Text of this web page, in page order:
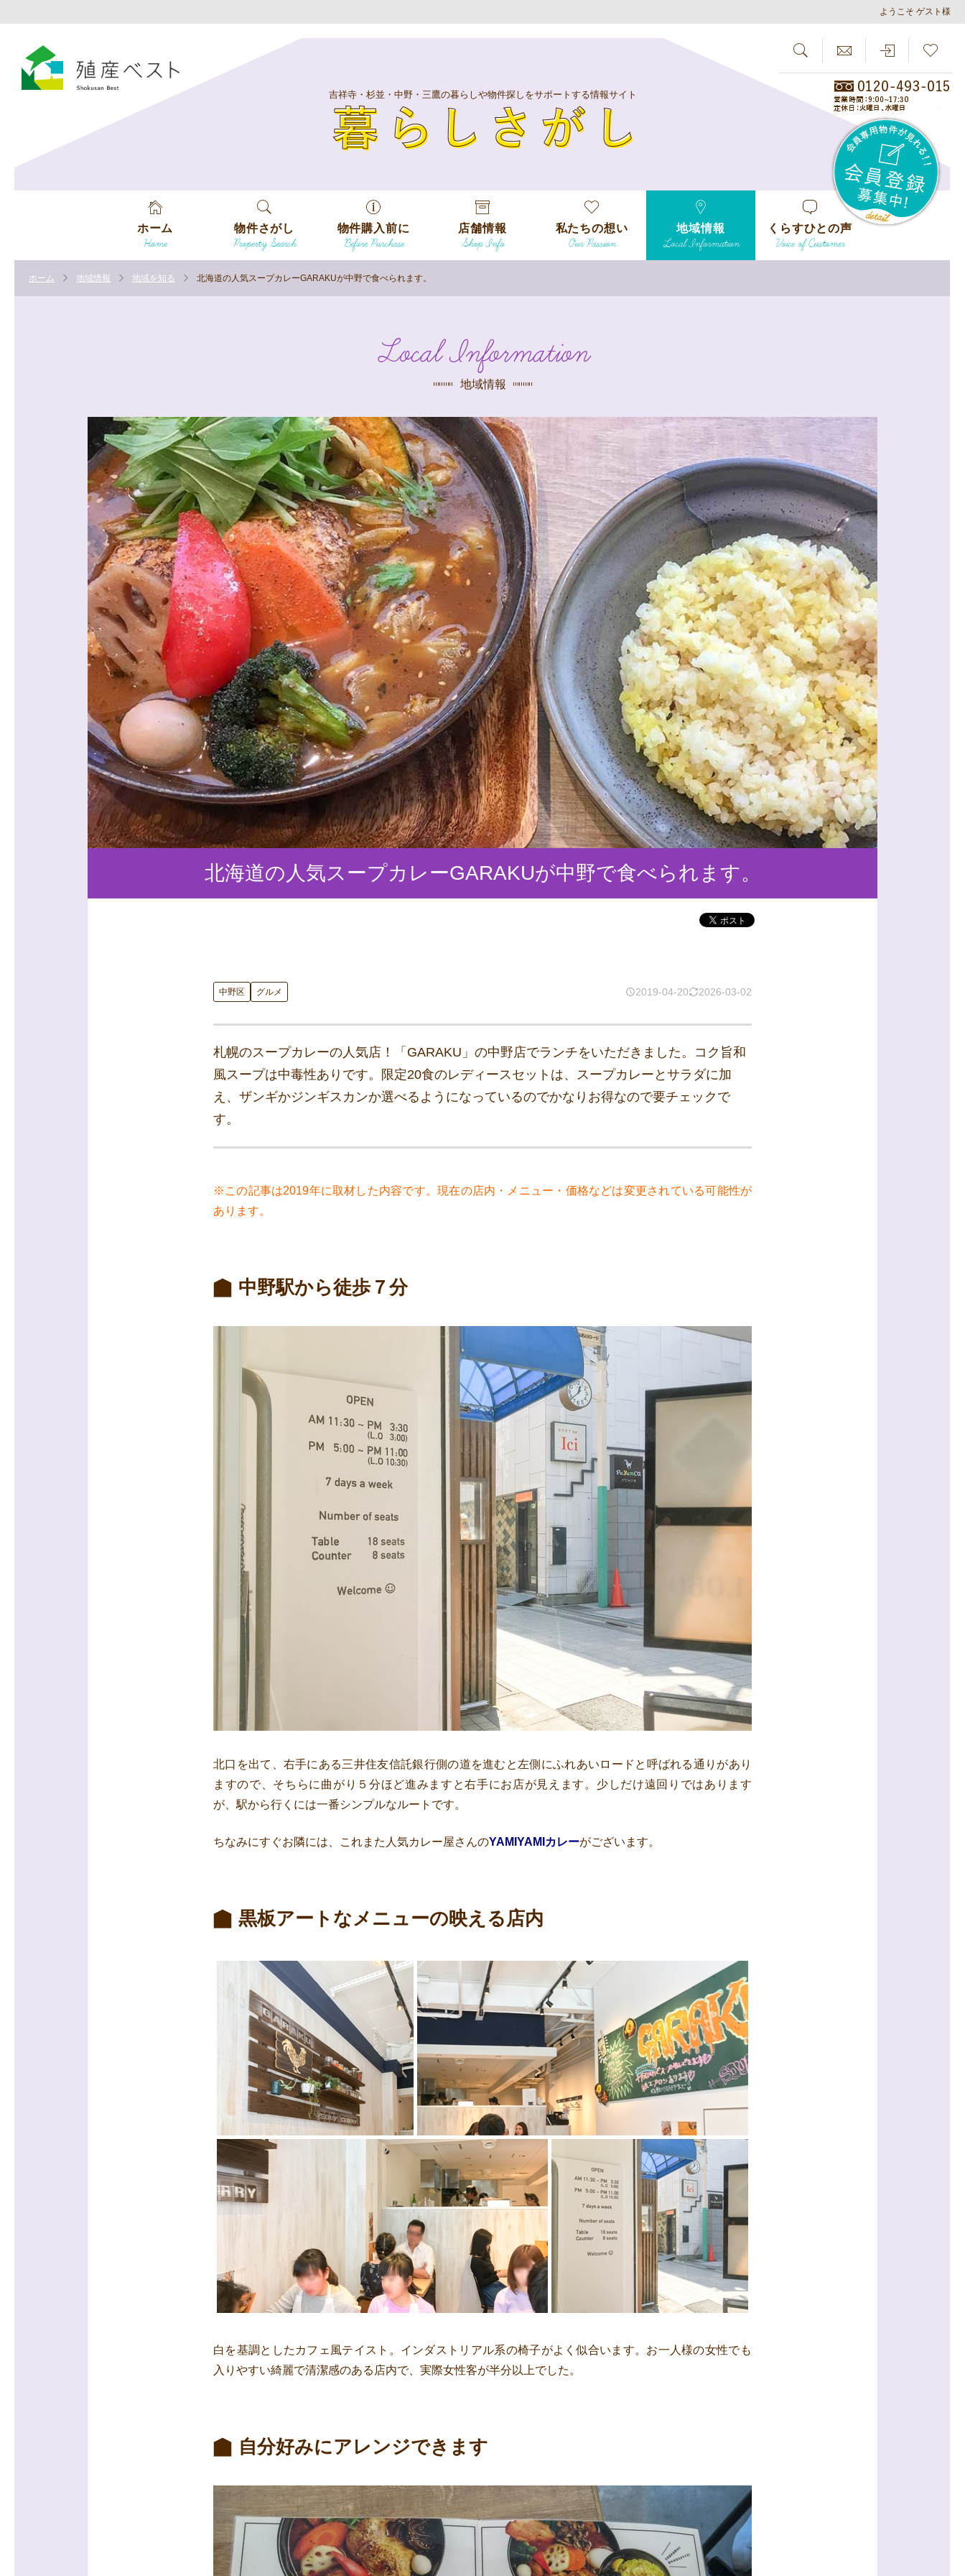
ようこそ ゲスト様
SEARCH
吉祥寺・杉並・中野・三鷹の暮らしや物件探しをサポートする情報サイト
ホーム
Home
物件さがし
Property Search
す
駅から
物件購入前に
Before Purchase
店舗情報
Shop Info
荻窪店
三鷹店
世田谷店
私たちの想い
Our Passion
地域情報
Local Information
くらすひとの声
Voice of Customer
ホーム 地域情報 地域を知る 北海道の人気スープカレーGARAKUが中野で食べられます。
Local Information
地域情報
北海道の人気スープカレーGARAKUが中野で食べられます。
中野区 グルメ 2019-04-20 2026-03-02
札幌のスープカレーの人気店！「GARAKU」の中野店でランチをいただきました。コク旨和
風スープは中毒性ありです。限定20食のレディースセットは、スープカレーとサラダに加
え、ザンギかジンギスカンか選べるようになっているのでかなりお得なので要チェックで
す。
※この記事は2019年に取材した内容です。現在の店内・メニュー・価格などは変更されている可能性が
あります。
中野駅から徒歩７分
北口を出て、右手にある三井住友信託銀行側の道を進むと左側にふれあいロードと呼ばれる通りがあり
ますので、そちらに曲がり５分ほど進みますと右手にお店が見えます。少しだけ遠回りではあります
が、駅から行くには一番シンプルなルートです。
ちなみにすぐお隣には、これまた人気カレー屋さんのYAMIYAMIカレーがございます。
黒板アートなメニューの映える店内
白を基調としたカフェ風テイスト。インダストリアル系の椅子がよく似合います。 お一人様の女性でも
入りやすい綺麗で清潔感のある店内で、実際女性客が半分以上でした。
自分好みにアレンジできます